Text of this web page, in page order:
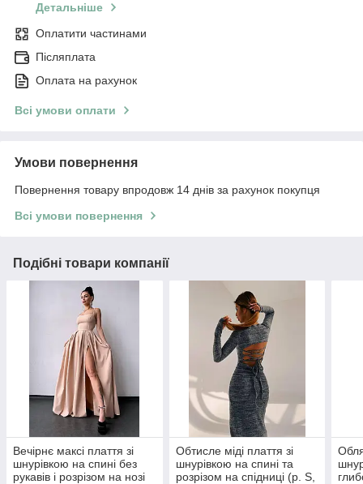
Детальніше
Оплатити частинами
Післяплата
Оплата на рахунок
Всі умови оплати
Умови повернення
Повернення товару впродовж 14 днів за рахунок покупця
Всі умови повернення
Подібні товари компанії
Вечірнє максі плаття зі
шнурівкою на спині без
рукавів і розрізом на нозі
Обтисле міді плаття зі
шнурівкою на спині та
розрізом на спідниці (р. S,